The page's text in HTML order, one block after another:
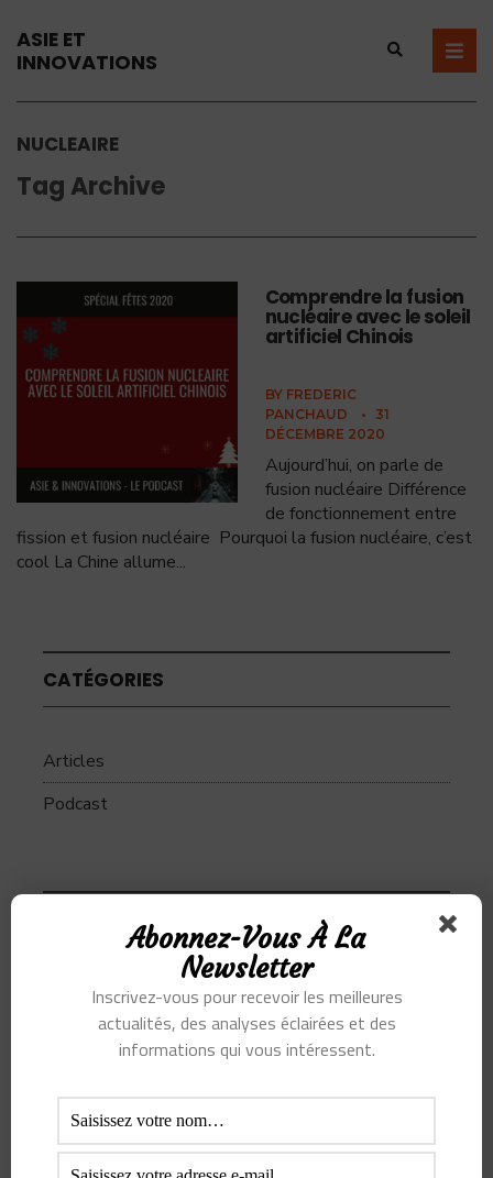
ASIE ET
INNOVATIONS
NUCLEAIRE
Tag Archive
Comprendre la fusion
nucléaire avec le soleil
artificiel Chinois
BY FREDERIC
PANCHAUD
•
31
DÉCEMBRE 2020
Aujourd’hui, on parle de
fusion nucléaire Différence
de fonctionnement entre
fission et fusion nucléaire Pourquoi la fusion nucléaire, c’est
cool La Chine allume...
CATÉGORIES
Articles
Podcast
Alibaba Alihealth Alipay ant
Ant Group
Assurance Banque BATX
Blockchain
Douyin
Ecosystème
Epargne
Facebook
Fintech
Abonnez-Vous À La
Newsletter
Inscrivez-vous pour recevoir les meilleures
actualités, des analyses éclairées et des
informations qui vous intéressent.